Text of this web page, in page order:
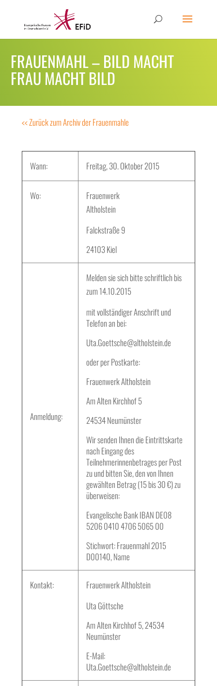
FRAUENMAHL – BILD MACHT
FRAU MACHT BILD
<< Zurück zum Archiv der Frauenmahle
Wann: Freitag, 30. Oktober 2015
Wo:
Frauenwerk
Altholstein
Falckstraße 9
24103 Kiel
Anmeldung:
Melden sie sich bitte schriftlich bis
zum 14.10.2015
mit vollständiger Anschrift und
Telefon an bei:
Uta.Goettsche@altholstein.de
oder per Postkarte:
Frauenwerk Altholstein
Am Alten Kirchhof 5
24534 Neumünster
Wir senden Ihnen die Eintrittskarte
nach Eingang des
Teilnehmerinnenbetrages per Post
zu und bitten Sie, den von Ihnen
gewählten Betrag (15 bis 30 €) zu
überweisen:
Evangelische Bank IBAN DE08
5206 0410 4706 5065 00
Stichwort: Frauenmahl 2015
D00140, Name
Kontakt:
Frauenwerk Altholstein
Uta Göttsche
Am Alten Kirchhof 5, 24534
Neumünster
E-Mail:
Uta.Goettsche@altholstein.de